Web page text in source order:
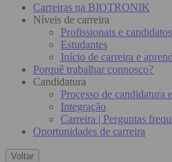
Carreiras na BIOTRONIK
Níveis de carreira
Profissionais e
Estudantes
Início de carreira e
Porquê trabalhar connosco?
Candidatura
Processo de candidatura
Integração
Carreira | Perguntas
Oportunidades de carreira
Voltar